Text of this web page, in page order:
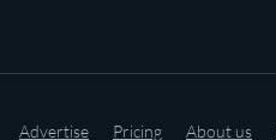
Advertise Pricing About us